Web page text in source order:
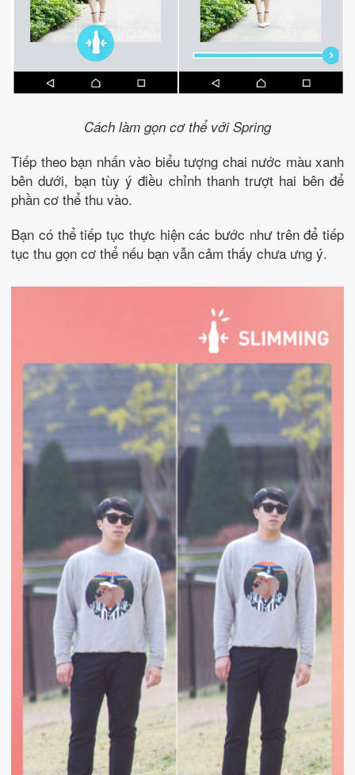
Cách làm gọn cơ thể với Spring
Tiếp theo bạn nhấn vào biểu tượng chai nước màu xanh
bên dưới, bạn tùy ý điều chỉnh thanh trượt hai bên để
phần cơ thể thu vào.
Bạn có thể tiếp tục thực hiện các bước như trên để tiếp
tục thu gọn cơ thể nếu bạn vẫn cảm thấy chưa ưng ý.